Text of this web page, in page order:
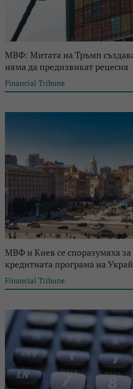
МВФ: Митата на Тръмп
няма да предизвикат рецесия
Financial Tribune
МВФ и Киев се споразумяха за
кредитната програма на
Financial Tribune